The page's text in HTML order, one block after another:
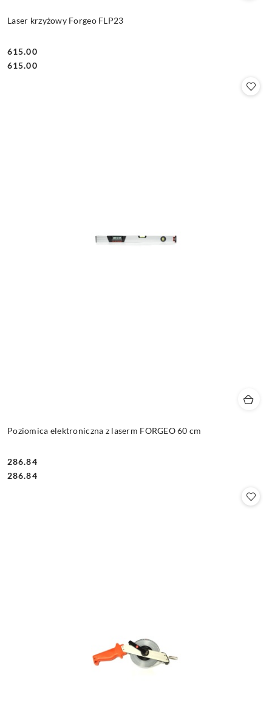
Laser krzyżowy Forgeo FLP23
Cena:
615.00
Cena:
615.00
Poziomica elektroniczna z laserm FORGEO 60 cm
Cena:
286.84
Cena:
286.84